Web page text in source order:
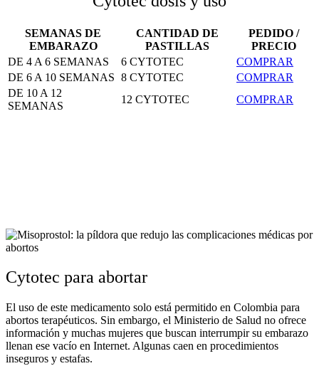
SEMANAS DE
EMBARAZO
CANTIDAD DE
PASTILLAS
PEDIDO /
PRECIO
DE 4 A 6 SEMANAS
6 CYTOTEC
COMPRAR
DE 6 A 10 SEMANAS 8 CYTOTEC
COMPRAR
DE 10 A 12
SEMANAS
12 CYTOTEC COMPRAR
Cytotec para abortar
El uso de este medicamento solo está permitido en Colombia para
abortos terapéuticos. Sin embargo, el Ministerio de Salud no ofrece
información y muchas mujeres que buscan interrumpir su embarazo
llenan ese vacío en Internet. Algunas caen en procedimientos
inseguros y estafas.